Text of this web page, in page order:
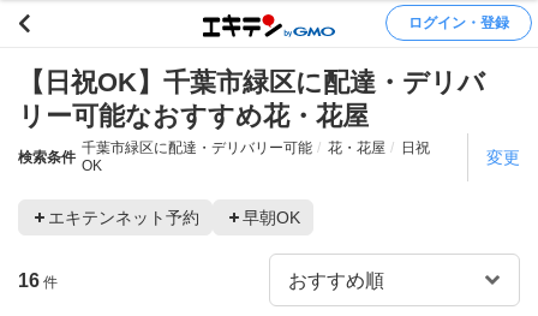
ログイン・登録
【日祝OK】千葉市緑区に配達・デリバ
リー可能なおすすめ花・花屋
検索条件
千葉市緑区に配達・デリバリー可能 花・花屋
日祝
OK
変更
エキテンネット予約 早朝OK
16 件